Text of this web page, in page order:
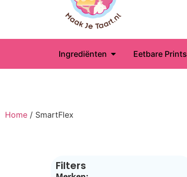
Ingrediënten Eetbare Prints
Home / SmartFlex
Filters